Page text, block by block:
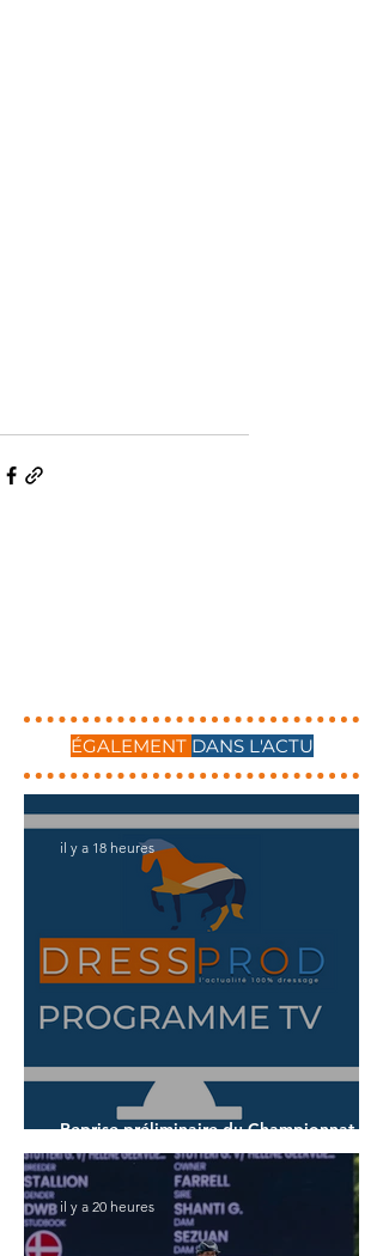
ÉGALEMENT DANS L'ACTU
Reprise préliminaire du Championnat du
Monde des 5 ans
il y a 18 heures
il y a 20 heures